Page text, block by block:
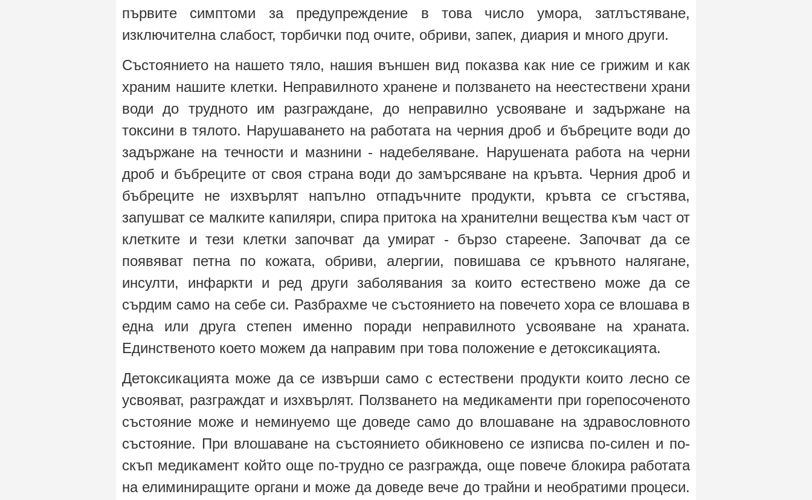
първите симптоми за предупреждение в това число умора, затлъстяване,
изключителна слабост, торбички под очите, обриви, запек, диария и много други.
Състоянието на нашето тяло, нашия външен вид показва как ние се грижим и как
храним нашите клетки. Неправилното хранене и ползването на неестествени храни
води до трудното им разграждане, до неправилно усвояване и задържане на
токсини в тялото. Нарушаването на работата на черния дроб и бъбреците води до
задържане на течности и мазнини - надебеляване. Нарушената работа на черни
дроб и бъбреците от своя страна води до замърсяване на кръвта. Черния дроб и
бъбреците не изхвърлят напълно отпадъчните продукти, кръвта се сгъстява,
запушват се малките капиляри, спира притока на хранителни вещества към част от
клетките и тези клетки започват да умират - бързо стареене. Започват да се
появяват петна по кожата, обриви, алергии, повишава се кръвното налягане,
инсулти, инфаркти и ред други заболявания за които естествено може да се
сърдим само на себе си. Разбрахме че състоянието на повечето хора се влошава в
една или друга степен именно поради неправилното усвояване на храната.
Единственото което можем да направим при това положение е детоксикацията.
Детоксикацията може да се извърши само с естествени продукти които лесно се
усвояват, разграждат и изхвърлят. Ползването на медикаменти при горепосоченото
състояние може и неминуемо ще доведе само до влошаване на здравословното
състояние. При влошаване на състоянието обикновено се изписва по-силен и по-
скъп медикамент който още по-трудно се разгражда, още повече блокира работата
на елиминиращите органи и може да доведе вече до трайни и необратими процеси.